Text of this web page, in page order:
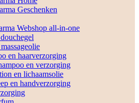
Geschenken
Webshop all-in-one
en haarverzorging
en verzorging
en lichaamsolie
en handverzorging